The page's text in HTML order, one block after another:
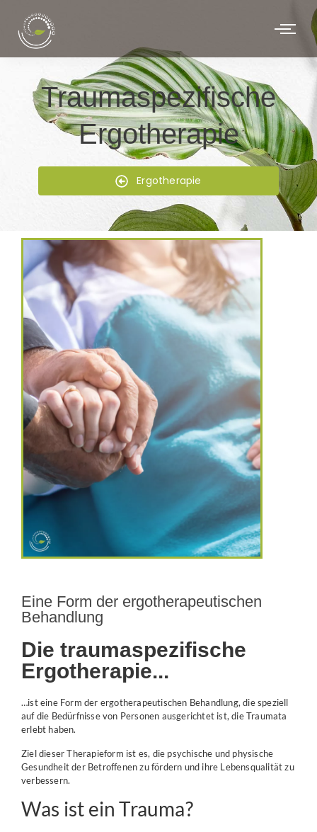
Traumaspezifische
Ergotherapie
Ergotherapie
Eine Form der ergotherapeutischen
Behandlung
Die traumaspezifische
Ergotherapie...
…ist eine Form der ergotherapeutischen Behandlung, die speziell
auf die Bedürfnisse von Personen ausgerichtet ist, die Traumata
erlebt haben.
Ziel dieser Therapieform ist es, die psychische und physische
Gesundheit der Betroffenen zu fördern und ihre Lebensqualität zu
verbessern.
Was ist ein Trauma?